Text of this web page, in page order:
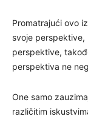
Promatrajući ovo
svoje
perspektive,
perspektiva ne
One samo
različitim